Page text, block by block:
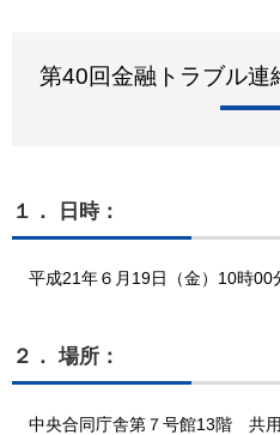
第40回金融トラブル連
１． 日時：
平成21年６月19日（金）10時00
２． 場所：
中央合同庁舎第７号館13階 共